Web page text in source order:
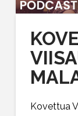
Kovettua